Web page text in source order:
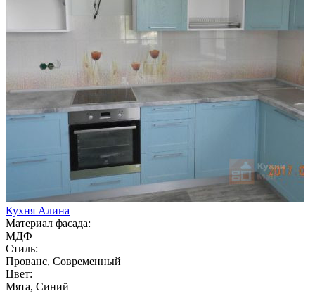
Кухня Алина
Материал фасада:
МДФ
Стиль:
Прованс, Современный
Цвет:
Мята, Синий